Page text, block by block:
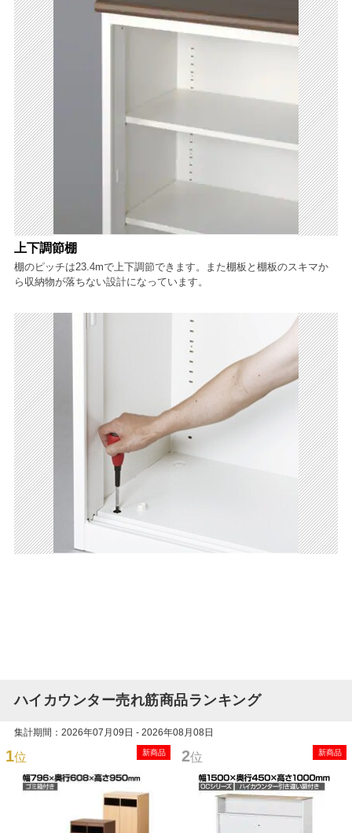
上下調節棚
棚のピッチは23.4mで上下調節できます。また棚板と棚板のスキマか
ら収納物が落ちない設計になっています。
ハイカウンター売れ筋商品ランキング
集計期間：2026年07月09日 - 2026年08月08日
1位 新商品 2位 新商品